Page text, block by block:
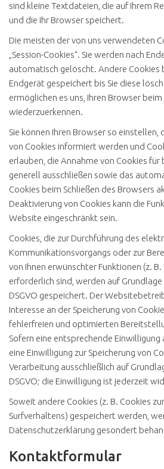
sind kleine Textdateien, die auf Ihrem
und die Ihr Browser speichert.
Die meisten der von uns verwendeten
„Session-Cookies“. Sie werden nach
automatisch gelöscht. Andere Cookies
Endgerät gespeichert bis Sie diese
ermöglichen es uns, Ihren Browser
wiederzuerkennen.
Sie können Ihren Browser so einstellen,
von Cookies informiert werden und
erlauben, die Annahme von Cookies
generell ausschließen sowie das
Cookies beim Schließen des Browsers
Deaktivierung von Cookies kann die
Website eingeschränkt sein.
Cookies, die zur Durchführung des
Kommunikationsvorgangs oder zur
von Ihnen erwünschter Funktionen (z.
erforderlich sind, werden auf
DSGVO gespeichert. Der
Interesse an der Speicherung von
fehlerfreien und optimierten
Sofern eine entsprechende
eine Einwilligung zur Speicherung von
Verarbeitung ausschließlich auf
DSGVO; die Einwilligung ist jederzeit
Soweit andere Cookies (z. B. Cookies
Surfverhaltens) gespeichert werden,
Datenschutzerklärung gesondert
Kontaktformular